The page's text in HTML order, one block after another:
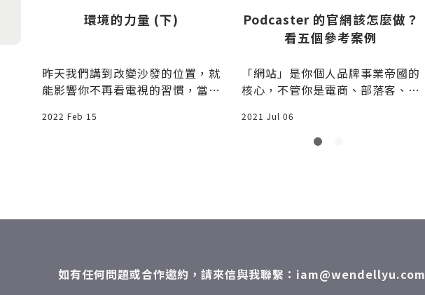
環境的力量 (下)
昨天我們講到改變沙發的位置，就
能影響你不再看電視的習慣，當
看電視，
2022 Feb 15
Podcaster 的官網該怎麼做？
看五個參考案例
「網站」是你個人品牌事業帝國的
核心，不管你是電商、部落客、Y
2021 Jul 06
如有任何問題或合作邀約，請來信與我聯繫：iam@wendellyu.com